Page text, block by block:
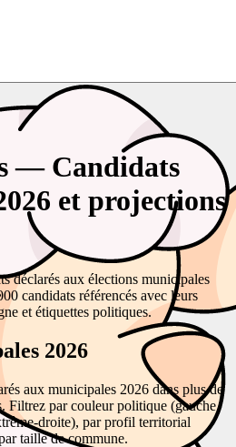
— Candidats
et projections
déclarés aux élections municipales
candidats référencés avec leurs
et étiquettes politiques.
2026
aux municipales 2026 dans plus de
Filtrez par couleur politique (gauche,
droite), par profil territorial
taille de commune.